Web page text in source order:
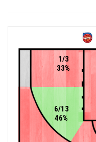
6/13
46%
1/3
33%